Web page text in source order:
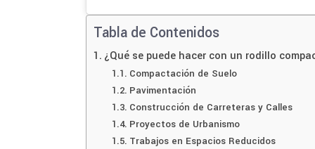
Tabla de Contenidos
¿Qué se puede hacer con un rodillo
Compactación de Suelo
Pavimentación
Construcción de Carreteras y Calles
Proyectos de Urbanismo
Trabajos en Espacios Reducidos